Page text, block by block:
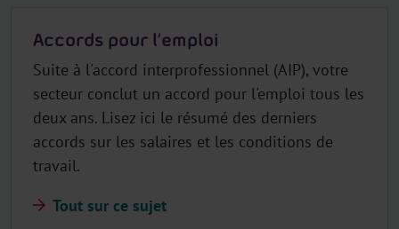
Accords pour l’emploi
Suite à l'accord interprofessionnel (AIP), votre
secteur conclut un accord pour l'emploi tous les
deux ans. Lisez ici le résumé des derniers
accords sur les salaires et les conditions de
travail.
Tout sur ce sujet